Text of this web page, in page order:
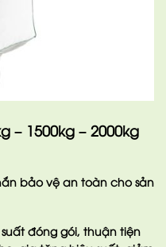
– 1500kg – 2000kg
bảo vệ an toàn cho sản
đóng gói, thuận tiện